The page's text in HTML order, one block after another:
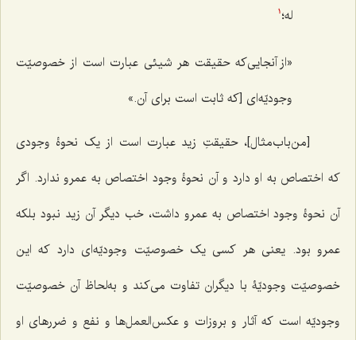
له؛ 1
«از آنجایی‌که حقیقت هر شیئی عبارت است از خصوصیّت
وجودیّه‌ای [که ثابت است برای آن.»
[من‌باب‌مثال]، حقیقتِ زید عبارت است از یک نحوۀ وجودی
که اختصاص به او دارد و آن نحوۀ وجود اختصاص به عمرو ندارد. اگر
آن نحوۀ وجود اختصاص به عمرو داشت، خب دیگر آن زید نبود بلکه
عمرو بود. یعنی هر کسی یک خصوصیّت وجودیّه‌ای دارد که این
خصوصیّت وجودیّۀ با دیگران تفاوت می‌کند و به‌لحاظ آن خصوصیّت
وجودیّه است که آثار و بروزات و عکس‌العمل‌ها و نفع و ضررهای او